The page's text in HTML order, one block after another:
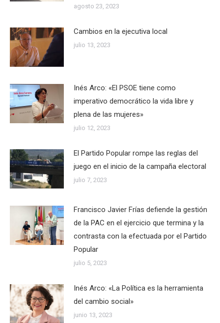
agosto 23, 2023
Cambios en la ejecutiva local
julio 13, 2023
Inés Arco: «El PSOE tiene como
imperativo democrático la vida libre y
plena de las mujeres»
julio 12, 2023
El Partido Popular rompe las reglas del
juego en el inicio de la campaña electoral
julio 7, 2023
Francisco Javier Frías defiende la gestión
de la PAC en el ejercicio que termina y la
contrasta con la efectuada por el Partido
Popular
julio 5, 2023
Inés Arco: «La Política es la herramienta
del cambio social»
junio 13, 2023